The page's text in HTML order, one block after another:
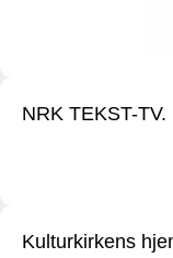
NRK TEKST-
Kulturkirkens